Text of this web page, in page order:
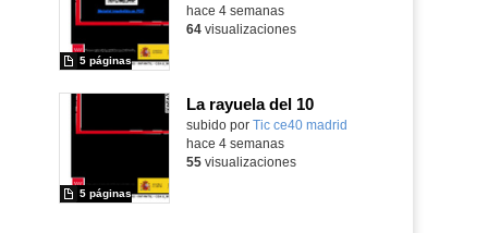
5 páginas
hace 4 semanas
64visualizaciones
La rayuela del 10
subido por Tic ce40 madrid
5 páginas
hace 4 semanas
55visualizaciones